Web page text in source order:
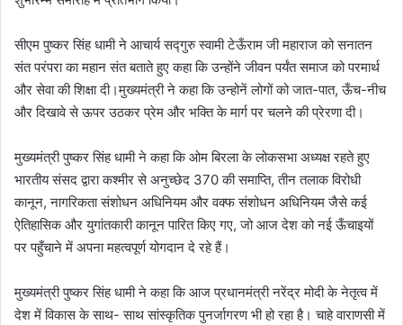
सीएम पुष्कर सिंह धामी ने आचार्य सद्गुरु स्वामी टेऊँराम जी महाराज को सनातन
संत परंपरा का महान संत बताते हुए कहा कि उन्होंने जीवन पर्यंत समाज को परमार्थ
और सेवा की शिक्षा दी।मुख्यमंत्री ने कहा कि उन्होनें लोगों को जात-पात, ऊँच-नीच
और दिखावे से ऊपर उठकर प्रेम और भक्ति के मार्ग पर चलने की प्रेरणा दी।
मुख्यमंत्री पुष्कर सिंह धामी ने कहा कि ओम बिरला के लोकसभा अध्यक्ष रहते हुए
भारतीय संसद द्वारा कश्मीर से अनुच्छेद 370 की समाप्ति, तीन तलाक विरोधी
कानून, नागरिकता संशोधन अधिनियम और वक्फ संशोधन अधिनियम जैसे कई
ऐतिहासिक और युगांतकारी कानून पारित किए गए, जो आज देश को नई ऊँचाइयों
पर पहुँचाने में अपना महत्वपूर्ण योगदान दे रहे हैं।
मुख्यमंत्री पुष्कर सिंह धामी ने कहा कि आज प्रधानमंत्री नरेंद्र मोदी के नेतृत्व में
देश में विकास के साथ- साथ सांस्कृतिक पुनर्जागरण भी हो रहा है। चाहे वाराणसी में